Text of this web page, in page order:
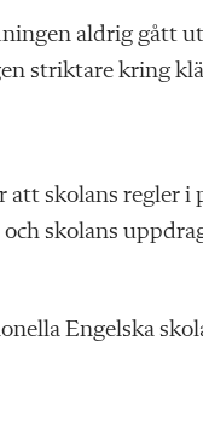
aldrig gått
striktare kring
skolans regler
skolans
Engelska